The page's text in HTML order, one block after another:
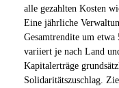
alle gezahlten Kosten
Eine jährliche
Gesamtrendite um
variiert je nach Land
Kapitalerträge
Solidaritätszuschlag.